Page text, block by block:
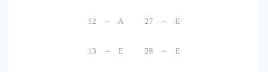
12 – A 27 – E
13 – E 28 – E